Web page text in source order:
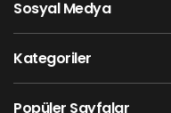
Sosyal Medya
Kategoriler
Popüler Sayfalar